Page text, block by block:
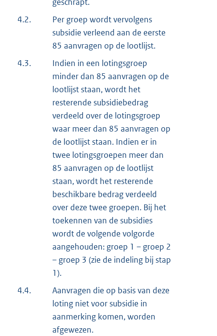
4.2.
Per groep wordt vervolgens
subsidie verleend aan de eerste
85 aanvragen op de lootlijst.
4.3.
Indien in een lotingsgroep
minder dan 85 aanvragen op de
lootlijst staan, wordt het
resterende subsidiebedrag
verdeeld over de lotingsgroep
waar meer dan 85 aanvragen op
de lootlijst staan. Indien er in
twee lotingsgroepen meer dan
85 aanvragen op de lootlijst
staan, wordt het resterende
beschikbare bedrag verdeeld
over deze twee groepen. Bij het
toekennen van de subsidies
wordt de volgende volgorde
aangehouden: groep 1 – groep 2
– groep 3 (zie de indeling bij stap
1).
4.4.
Aanvragen die op basis van deze
loting niet voor subsidie in
aanmerking komen, worden
afgewezen.